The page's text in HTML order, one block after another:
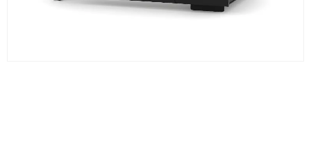
Ampul Duy Çeşitleri ve Kullanım Alanları